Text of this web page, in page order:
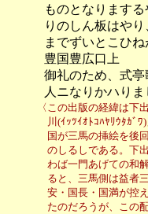
ものとなりまするや
りのしん板はやり、
までずいとこひねが
豊国豊広口上
御礼のため、式亭歌
人ニなりかハりまし
〈この出版の経緯は下出「
川(ｲｯﾂｲｵﾄｺﾊﾔﾘｳﾀｶﾞﾜ)」参
国が三馬の挿絵を後回しに
のしるしである。下出の挿
わば一門あげての和解であ
ると、三馬側は益者三友・
安・国長・国満が控える。
たのだろうが、この配置に